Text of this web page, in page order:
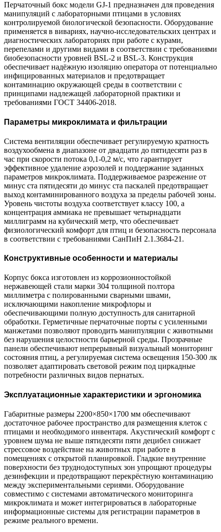
Перчаточный бокс модели GJ-1 предназначен для проведения
манипуляций с лабораторными птицами в условиях
контролируемой биологической безопасности. Оборудование
применяется в вивариях, научно-исследовательских центрах и
диагностических лабораториях при работе с курами,
перепелами и другими видами в соответствии с требованиями
биобезопасности уровней BSL-2 и BSL-3. Конструкция
обеспечивает надёжную изоляцию оператора от потенциально
инфицированных материалов и предотвращает
контаминацию окружающей среды в соответствии с
принципами надлежащей лабораторной практики и
требованиями ГОСТ 34406-2018.
Параметры микроклимата и фильтрации
Система вентиляции обеспечивает регулируемую кратность
воздухообмена в диапазоне от двадцати до пятидесяти раз в
час при скорости потока 0,1-0,2 м/с, что гарантирует
эффективное удаление аэрозолей и поддержание заданных
параметров микроклимата. Поддерживаемое разрежение от
минус ста пятидесяти до минус ста паскалей предотвращает
выход контаминированного воздуха за пределы рабочей зоны.
Уровень чистоты воздуха соответствует классу 100, а
концентрация аммиака не превышает четырнадцати
миллиграмм на кубический метр, что обеспечивает
физиологический комфорт для птиц и безопасность персонала
в соответствии с требованиями СанПиН 2.1.3684-21.
Конструктивные особенности и материалы
Корпус бокса изготовлен из коррозионностойкой
нержавеющей стали марки 304 толщиной полтора
миллиметра с полированными сварными швами,
исключающими накопление микрофлоры и
обеспечивающими полную доступность для санитарной
обработки. Герметичные перчаточные порты с усиленными
манжетами позволяют проводить манипуляции с животными
без нарушения целостности барьерной среды. Прозрачные
панели обеспечивают непрерывный визуальный мониторинг
состояния птиц, а регулируемая система освещения 150-300 лк
позволяет адаптировать световой режим под циркадные
потребности различных видов пернатых.
Эксплуатационные характеристики и эргономика
Габаритные размеры 2200×850×1700 мм обеспечивают
достаточное рабочее пространство для размещения клеток с
птицами и необходимого инвентаря. Акустический комфорт с
уровнем шума не выше пятидесяти пяти децибел снижает
стрессовое воздействие на животных при работе в
помещениях с открытой планировкой. Гладкие внутренние
поверхности без труднодоступных зон упрощают процедуры
дезинфекции и предотвращают перекрёстную контаминацию
между экспериментальными сериями. Оборудование
совместимо с системами автоматического мониторинга
микроклимата и может интегрироваться в лабораторные
информационные системы для регистрации параметров в
режиме реального времени.